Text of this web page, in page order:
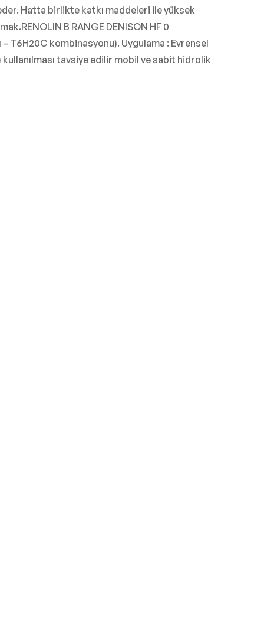
Hatta birlikte katkı maddeleri ile yüksek
B RANGE DENISON HF 0
kombinasyonu). Uygulama : Evrensel
tavsiye edilir mobil ve sabit hidrolik